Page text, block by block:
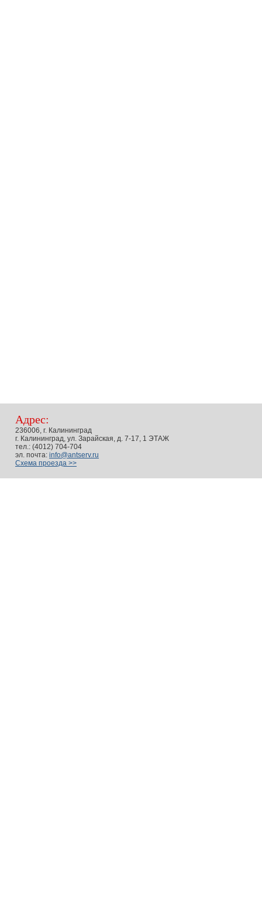
Адрес:
236006, г. Калининград
г. Калининград, ул. Зарайская, д. 7-17, 1 ЭТАЖ
тел.: (4012) 704-704
эл. почта: info@antserv.ru
Схема проезда >>